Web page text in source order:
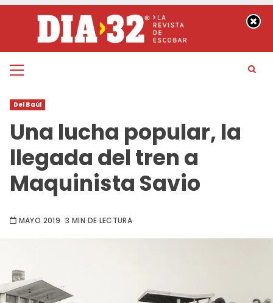
contenido
Menú
Del Baúl
Una lucha popular, la
llegada del tren a
Maquinista Savio
MAYO 2019 3 MIN DE LECTURA